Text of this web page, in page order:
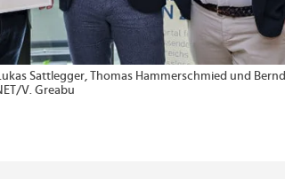
Sattlegger, Thomas Hammerschmied und Bernd
V. Greabu